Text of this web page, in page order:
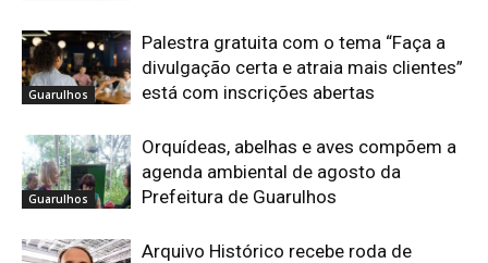
Guarulhos
Palestra gratuita com o tema “Faça a
divulgação certa e atraia mais clientes”
está com inscrições abertas
Guarulhos
Orquídeas, abelhas e aves compõem a
agenda ambiental de agosto da
Prefeitura de Guarulhos
Arquivo Histórico recebe roda de